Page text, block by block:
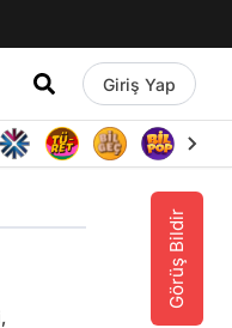
Giriş Yap
Görüş Bildir